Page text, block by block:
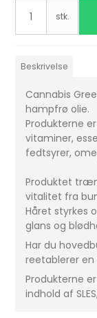
stk.
Beskrivelse
Cannabis
hampfrø olie.
Produkterne
vitaminer,
fedtsyrer,
Produktet
vitalitet fra
Håret styrkes
glans og
Har du
reetablerer en
Produkterne
indhold af